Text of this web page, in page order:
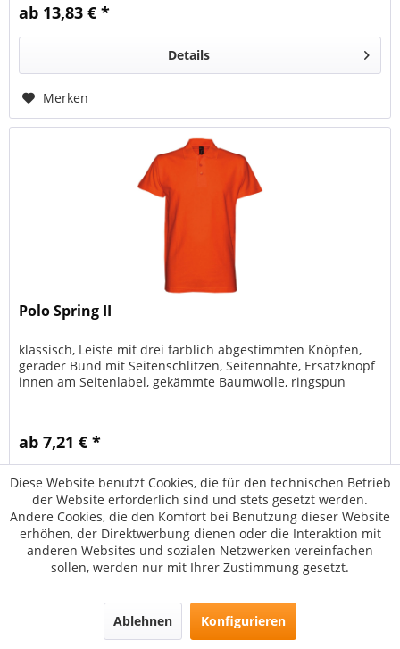
ab 13,83 € *
Details
Merken
Polo Spring II
klassisch, Leiste mit drei farblich abgestimmten Knöpfen,
gerader Bund mit Seitenschlitzen, Seitennähte, Ersatzknopf
innen am Seitenlabel, gekämmte Baumwolle, ringspun
ab 7,21 € *
Details
Merken
Diese Website benutzt Cookies, die für den technischen Betrieb
der Website erforderlich sind und stets gesetzt werden.
Andere Cookies, die den Komfort bei Benutzung dieser Website
erhöhen, der Direktwerbung dienen oder die Interaktion mit
anderen Websites und sozialen Netzwerken vereinfachen
sollen, werden nur mit Ihrer Zustimmung gesetzt.
Ablehnen Konfigurieren